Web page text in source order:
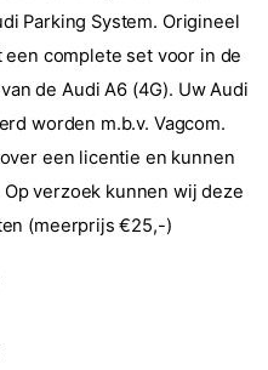
Parking System. Origineel
complete set voor in de
de Audi A6 (4G). Uw Audi
worden m.b.v. Vagcom.
een licentie en kunnen
verzoek kunnen wij deze
(meerprijs €25,-)